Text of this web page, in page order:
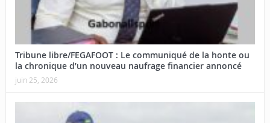
Tribune libre/FEGAFOOT : Le communiqué de la honte ou
la chronique d’un nouveau naufrage financier annoncé
juin 25, 2026